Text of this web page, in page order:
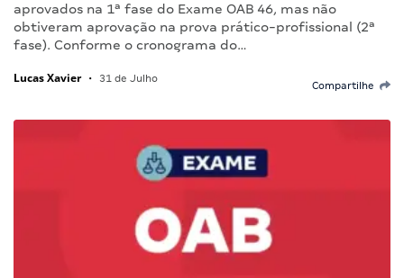
aprovados na 1ª fase do Exame OAB 46, mas não
obtiveram aprovação na prova prático-profissional (2ª
fase). Conforme o cronograma do…
Lucas Xavier • 31 de Julho
Compartilhe